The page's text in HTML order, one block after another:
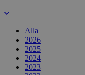
Alla
2026
2025
2024
2023